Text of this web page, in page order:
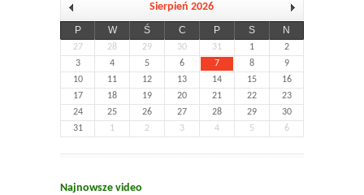
Sierpień 2026
P W Ś C P S N
27 28 29 30 31 1
2
3
4 5 6 7 8
9
10
11 12 13 14 15
16
17
18 19 20 21 22
23
24
25 26 27 28 29
30
31
1 2 3 4 5 6
Najnowsze video